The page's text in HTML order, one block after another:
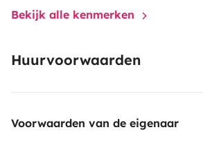
Bekijk alle kenmerken
Huurvoorwaarden
Voorwaarden van de eigenaar